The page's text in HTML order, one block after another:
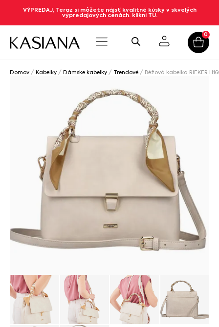
VÝPREDAJ, Teraz si môžete nájsť kvalitné kúsky v skvelých
výpredajových cenách. klikni TU.
0
Domov / Kabelky / Dámske kabelky / Trendové / Béžová kabelka RIEKER